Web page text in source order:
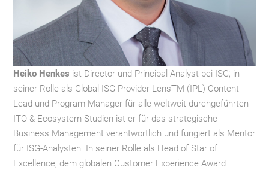
Heiko Henkes ist Director und Principal Analyst bei ISG; in
seiner Rolle als Global ISG Provider LensTM (IPL) Content
Lead und Program Manager für alle weltweit durchgeführten
ITO & Ecosystem Studien ist er für das strategische
Business Management verantwortlich und fungiert als Mentor
für ISG-Analysten. In seiner Rolle als Head of Star of
Excellence, dem globalen Customer Experience Award